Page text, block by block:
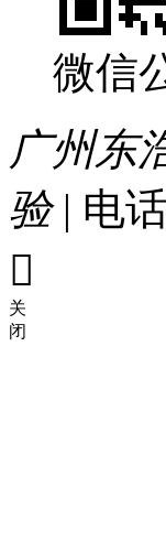
微信
广州东
验 | 电

关
闭